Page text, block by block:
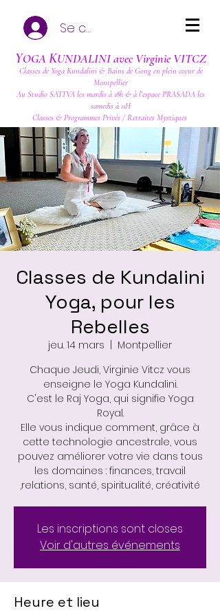
Se connecter
YOGA KUNDALINI avec Virginie VITCZ
Classes de Yoga Kundalini & Bains de Gong en plein coeur de
Montpellier
Au Studio SATTVA les mardis à 18h & à l'espace PRASADA les
samedis à 11H
Classes & Programmes Privés / Retraites Mystiques
Classes de Kundalini
Yoga, pour les
Rebelles
jeu. 14 mars
Montpellier
Chaque Jeudi, Virginie Vitcz vous
enseigne le Yoga Kundalini.
C'est le Raj Yoga, qui signifie Yoga
Royal.
Elle vous indique comment, grâce à
cette technologie ancestrale, vous
pouvez améliorer votre vie dans tous
les domaines : finances, travail
,relations, santé, spiritualité, créativité
Les inscriptions sont closes
Voir d'autres événements
Heure et lieu